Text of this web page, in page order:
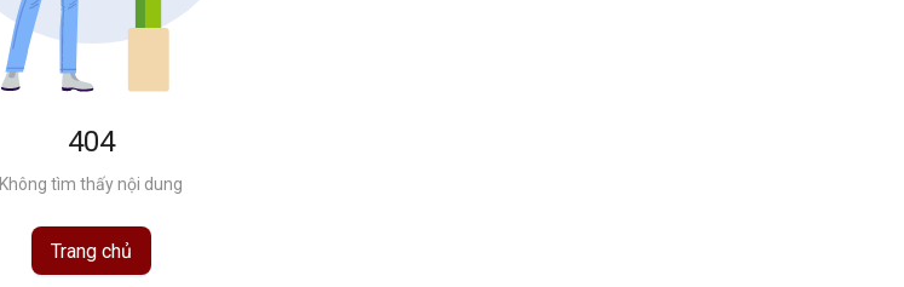
404
Không tìm thấy nội dung
Trang chủ